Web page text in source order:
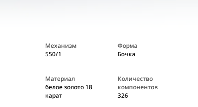
Механизм
550/1
Форма
Бочка
Материал
белое золото 18
карат
Количество
компонентов
326